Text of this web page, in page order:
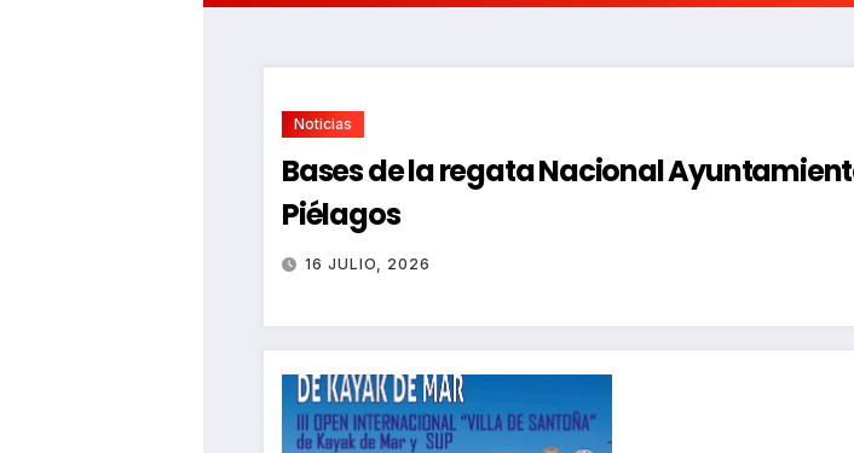
Noticias
Bases de la regata Nacional
Piélagos
16 JULIO, 2026